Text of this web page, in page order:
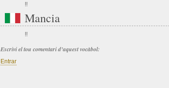
!!
Mancia
!!
Escrivi el tou comentari d’aquest vocàbol:
Entrar